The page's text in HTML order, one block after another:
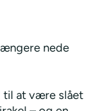
nede
til at være slået